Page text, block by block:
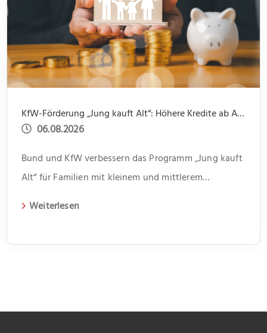
KfW-Förderung „Jung kauft Alt“: Höhere Kredite ab August 2026
06.08.2026
Bund und KfW verbessern das Programm „Jung kauft
Alt“ für Familien mit kleinem und mittlerem
Weiterlesen